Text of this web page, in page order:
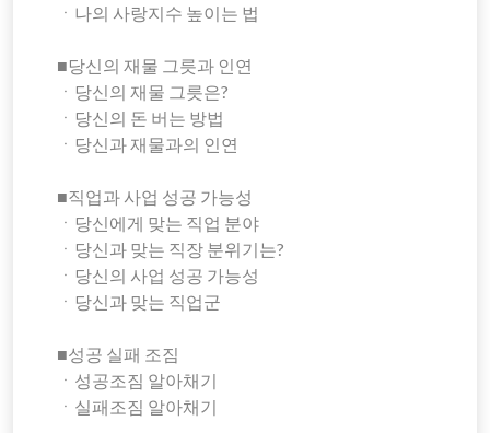
ㆍ나의 사랑지수 높이는 법
■당신의 재물 그릇과 인연
ㆍ당신의 재물 그릇은?
ㆍ당신의 돈 버는 방법
ㆍ당신과 재물과의 인연
■직업과 사업 성공 가능성
ㆍ당신에게 맞는 직업 분야
ㆍ당신과 맞는 직장 분위기는?
ㆍ당신의 사업 성공 가능성
ㆍ당신과 맞는 직업군
■성공 실패 조짐
ㆍ성공조짐 알아채기
ㆍ실패조짐 알아채기